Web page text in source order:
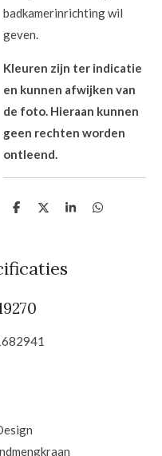
badkamerinrichting wil
geven.
Kleuren zijn ter indicatie
en kunnen afwijken van
de foto. Hieraan kunnen
geen rechten worden
ontleend.
D
n
D
S
D